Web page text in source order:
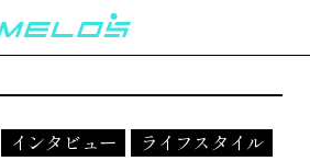
インタビュー
ライフスタイル